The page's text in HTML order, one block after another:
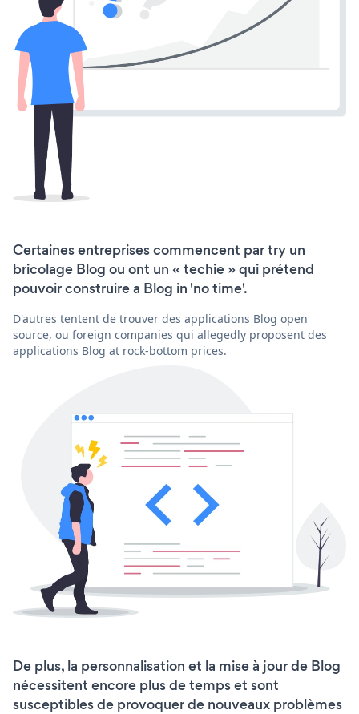
Certaines entreprises commencent par try un
bricolage Blog ou ont un « techie » qui prétend
pouvoir construire a Blog in 'no time'.
D'autres tentent de trouver des applications Blog open
source, ou foreign companies qui allegedly proposent des
applications Blog at rock-bottom prices.
De plus, la personnalisation et la mise à jour de Blog
nécessitent encore plus de temps et sont
susceptibles de provoquer de nouveaux problèmes